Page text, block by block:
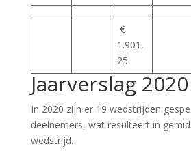
€
1.901,
25
Jaarverslag 2020
In 2020 zijn er 19 wedstrijden
deelnemers, wat resulteert in
wedstrijd.